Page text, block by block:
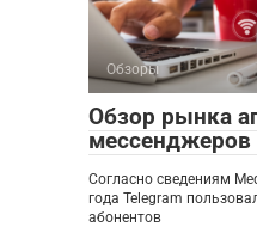
Обзоры
Обзор рынка
мессенджеров
Согласно сведениям
года Telegram
абонентов